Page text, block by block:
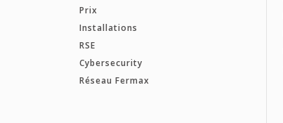
Prix
Installations
RSE
Cybersecurity
Réseau Fermax